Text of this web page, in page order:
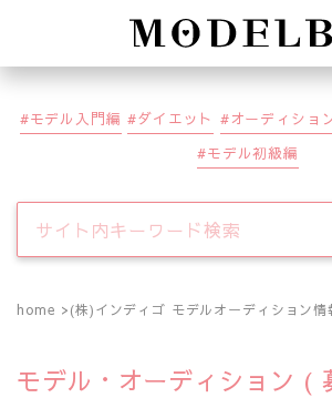
モデル入門編 ダイエット オーディショ
モデル初級編
home (株)インディゴ モデルオーディション情
モデル・オーディション (